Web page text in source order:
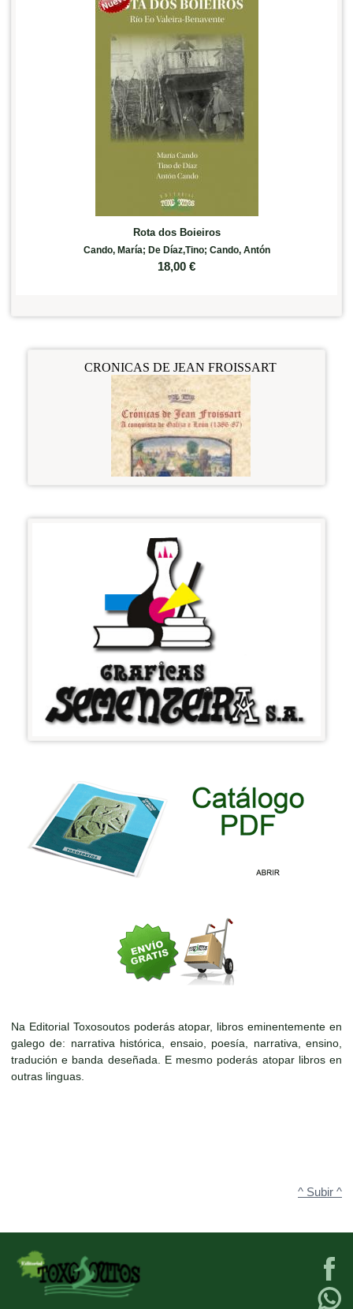
Rota dos Boieiros
Cando, María; De Díaz,Tino; Cando, Antón
18,00 €
Na Editorial Toxosoutos poderás atopar, libros eminentemente en
galego de: narrativa histórica, ensaio, poesía, narrativa, ensino,
tradución e banda deseñada. E mesmo poderás atopar libros en
outras linguas.
^ Subir ^